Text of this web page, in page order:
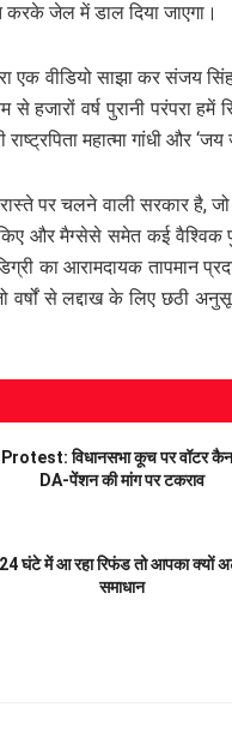
करके जेल में डाल दिया जाएगा।
एक वीडियो साझा कर संजय
हजारों वर्ष पुरानी परंपरा
महात्मा गांधी और
पर चलने वाली सरकार है,
और मैग्सेसे समेत कई वैश्विक
का आरामदायक
वर्षों से लद्दाख के लिए
विधानसभा कूच पर वॉटर कैनन,
DA-पेंशन की मांग पर टकराव
घंटे में आ रहा रिफंड तो आपका क्यों
समाधान